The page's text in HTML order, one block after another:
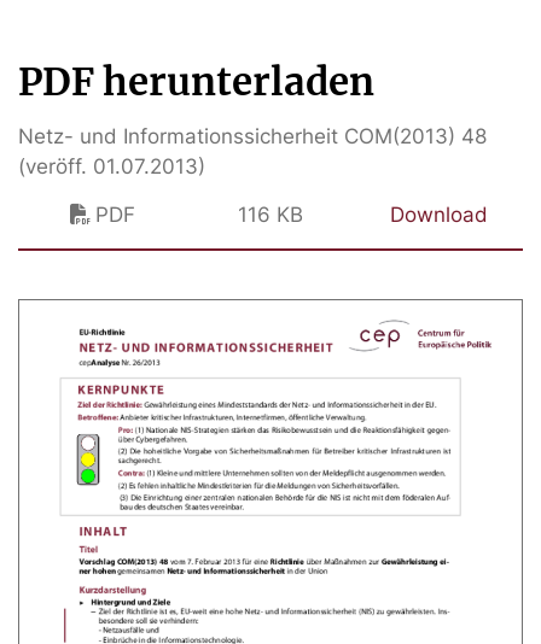
PDF herunterladen
Netz- und Informationssicherheit COM(2013) 48
(veröff. 01.07.2013)
PDF
116 KB Download